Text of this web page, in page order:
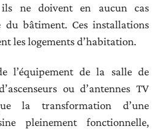
ne doivent en aucun cas
bâtiment. Ces installations
les logements d’habitation.
l’équipement de la salle de
ou d’antennes TV
la transformation d’une
pleinement fonctionnelle,